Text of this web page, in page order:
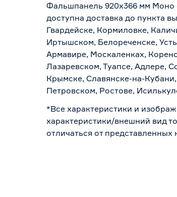
Фальшпанель 920х366 мм Моно
доступна доставка до пункта
Гвардейске, Кормиловке,
Иртышском, Белореченске,
Армавире, Москаленках,
Лазаревском, Туапсе, Адлере,
Крымске, Славянске-на-
Петровском, Ростове,
*Все характеристики и
характеристики/внешний вид
отличаться от